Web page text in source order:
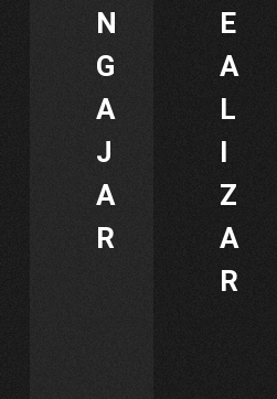
N
G
A
J
A
R
E
A
L
I
Z
A
R